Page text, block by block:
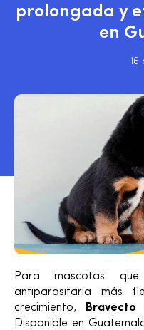
prolongada y
en
16
Para mascotas
antiparasitaria más
crecimiento,
Disponible en